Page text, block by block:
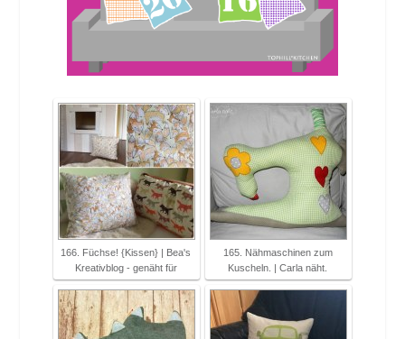
166. Füchse! {Kissen} | Bea's
Kreativblog - genäht für
165. Nähmaschinen zum
Kuscheln. | Carla näht.